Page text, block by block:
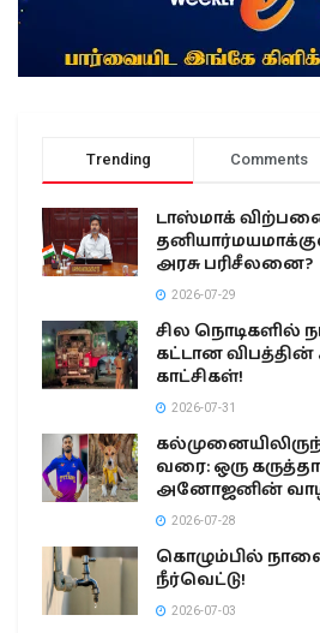
Trending Comments
டாஸ்மாக்
அரசு பரிசீலனை?
2026-07-29
சில நொடிகளில்
கட்டான விபத்தின்
காட்சிகள்!
2026-07-31
வரை: ஒரு
அனோஜனின்
2026-07-28
கொழும்பில்
நீர்வெட்டு!
2026-07-03